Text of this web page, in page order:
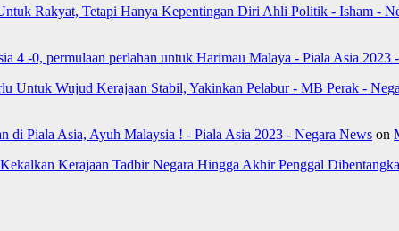
Rakyat, Tetapi Hanya Kepentingan Diri Ahli Politik - Isham -
4 -0, permulaan perlahan untuk Harimau Malaya - Piala Asia 2023
Untuk Wujud Kerajaan Stabil, Yakinkan Pelabur - MB Perak -
di Piala Asia, Ayuh Malaysia ! - Piala Asia 2023 - Negara News on
Kerajaan Tadbir Negara Hingga Akhir Penggal